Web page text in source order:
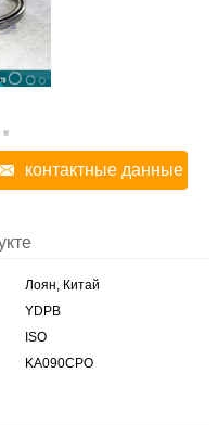
контактные данные
Лоян, Китай
YDPB
ISO
KA090CPO